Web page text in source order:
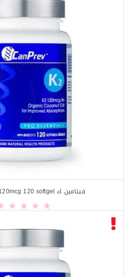
فيتامين ك CanPerv K2 120mcg 120 softgel
$19.99